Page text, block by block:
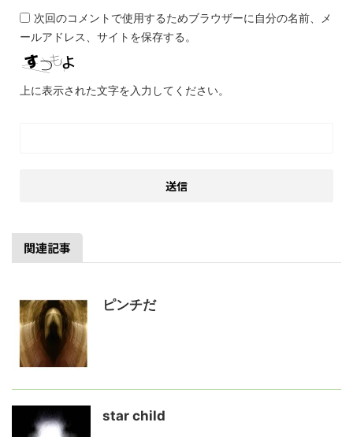
次回のコメントで使用するためブラウザーに自分の名前、メ
ールアドレス、サイトを保存する。
上に表示された文字を入力してください。
関連記事
ピンチだ
star child